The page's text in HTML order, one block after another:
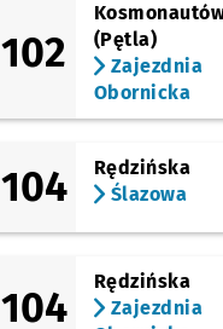
Górnicza
(Pilczycka)
Modra
(Pilczycka)
(Popowicka)
Wejherowska (Hala
Port Popowice
102
(Pętla)
Zajezdnia
Obornicka
104
Rędzińska
Ślazowa
104
Rędzińska
Zajezdnia